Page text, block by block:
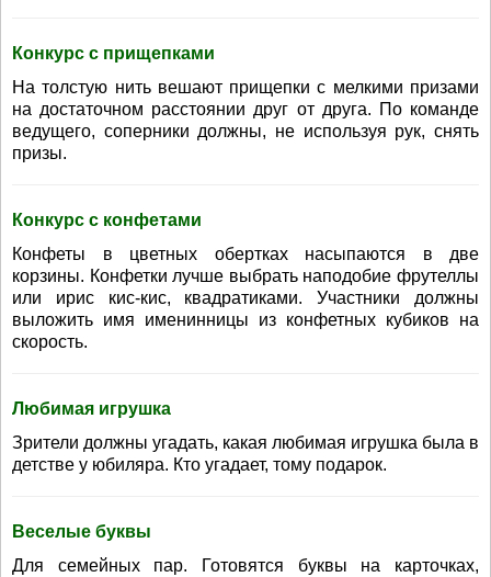
Конкурс с прищепками
На толстую нить вешают прищепки с мелкими призами
на достаточном расстоянии друг от друга. По команде
ведущего, соперники должны, не используя рук, снять
призы.
Конкурс с конфетами
Конфеты в цветных обертках насыпаются в две
корзины. Конфетки лучше выбрать наподобие фрутеллы
или ирис кис-кис, квадратиками. Участники должны
выложить имя именинницы из конфетных кубиков на
скорость.
Любимая игрушка
Зрители должны угадать, какая любимая игрушка была в
детстве у юбиляра. Кто угадает, тому подарок.
Веселые буквы
Для семейных пар. Готовятся буквы на карточках,